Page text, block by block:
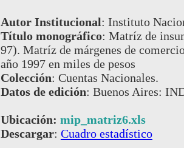
Autor Institucional: Instituto
Título monográfico: Matríz de
97). Matríz de márgenes de
año 1997 en miles de pesos
Colección: Cuentas Nacionales.
Datos de edición: Buenos Aires:
Ubicación: mip_matriz6.xls
Descargar: Cuadro estadístico